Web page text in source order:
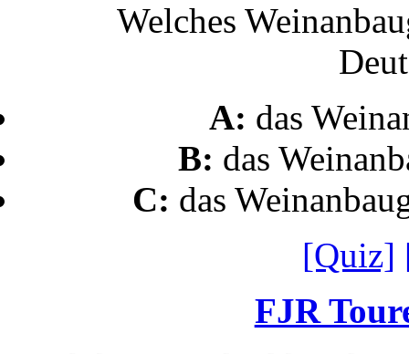
Welches
A: das
B: das
C: das
[Quiz]
FJR